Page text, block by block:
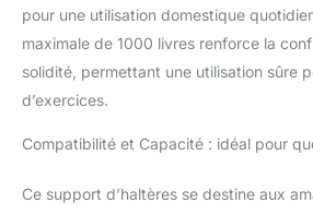
dessus, empêchant le rack de
[Stockage efficace] : la
l'espace et rend votre salle de
domicile beaucoup plus
espace dédié. La conception
d'haltères ainsi que d'autres
pour une utilisation domestique
maximale de 1000 livres renforce la
solidité, permettant une utilisation sûre
d’exercices.
Compatibilité et Capacité : idéal pour
Ce support d’haltères se destine aux